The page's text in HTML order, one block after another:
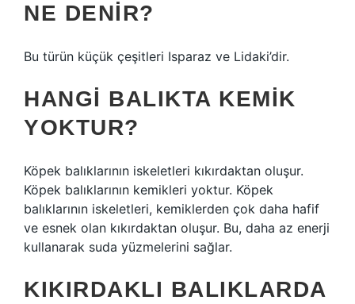
NE DENIR?
Bu türün küçük çeşitleri Isparaz ve Lidaki’dir.
HANGI BALIKTA KEMIK
YOKTUR?
Köpek balıklarının iskeletleri kıkırdaktan oluşur.
Köpek balıklarının kemikleri yoktur. Köpek
balıklarının iskeletleri, kemiklerden çok daha hafif
ve esnek olan kıkırdaktan oluşur. Bu, daha az enerji
kullanarak suda yüzmelerini sağlar.
KIKIRDAKLI BALIKLARDA